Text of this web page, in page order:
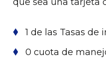
1 de las Tasas
0 cuota de